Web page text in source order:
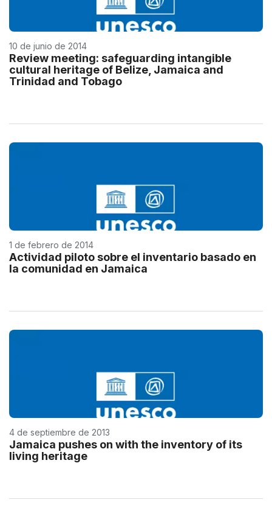
10 de junio de 2014
Review meeting: safeguarding intangible
cultural heritage of Belize, Jamaica and
Trinidad and Tobago
1 de febrero de 2014
Actividad piloto sobre el inventario basado en
la comunidad en Jamaica
4 de septiembre de 2013
Jamaica pushes on with the inventory of its
living heritage